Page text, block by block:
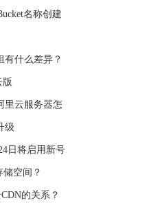
名称创建
有什么差异？
版
里云服务器怎
级
日将启用新号
储空间？
的关系？